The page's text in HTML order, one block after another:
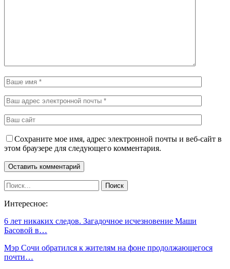
Сохраните мое имя, адрес электронной почты и веб-сайт в
этом браузере для следующего комментария.
Интересное:
6 лет никаких следов. Загадочное исчезновение Маши
Басовой в…
Мэр Сочи обратился к жителям на фоне продолжающегося
почти…